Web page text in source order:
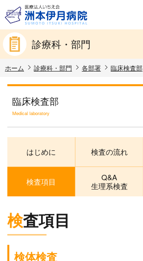
診療科・部門
ホーム 診療科・部門 各部署 臨床検査部
臨床検査部
Medical laboratory
はじめに 検査の流れ
検査項目
Q&A
生理系検査
検査項目
検体検査